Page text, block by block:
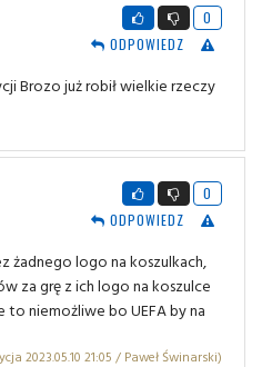
0
ODPOWIEDZ
Brozo już robił wielkie rzeczy
0
ODPOWIEDZ
żadnego logo na koszulkach,
za grę z ich logo na koszulce
to niemożliwe bo UEFA by na
2023.05.10 21:05 / Paweł Świnarski)